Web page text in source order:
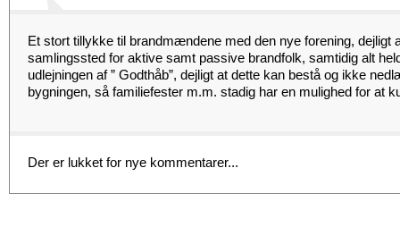
Et stort tillykke til brandmændene med den nye forening, dejligt
samlingssted for aktive samt passive brandfolk, samtidig alt
udlejningen af ” Godthåb”, dejligt at dette kan bestå og ikke
bygningen, så familiefester m.m. stadig har en mulighed for at
Der er lukket for nye kommentarer...